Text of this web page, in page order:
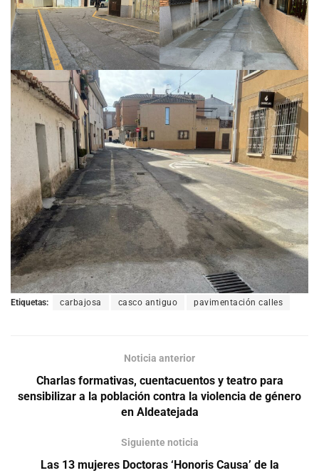
Etiquetas: carbajosa casco antiguo pavimentación calles
Noticia anterior
Charlas formativas, cuentacuentos y teatro para
sensibilizar a la población contra la violencia de género
en Aldeatejada
Siguiente noticia
Las 13 mujeres Doctoras ‘Honoris Causa’ de la